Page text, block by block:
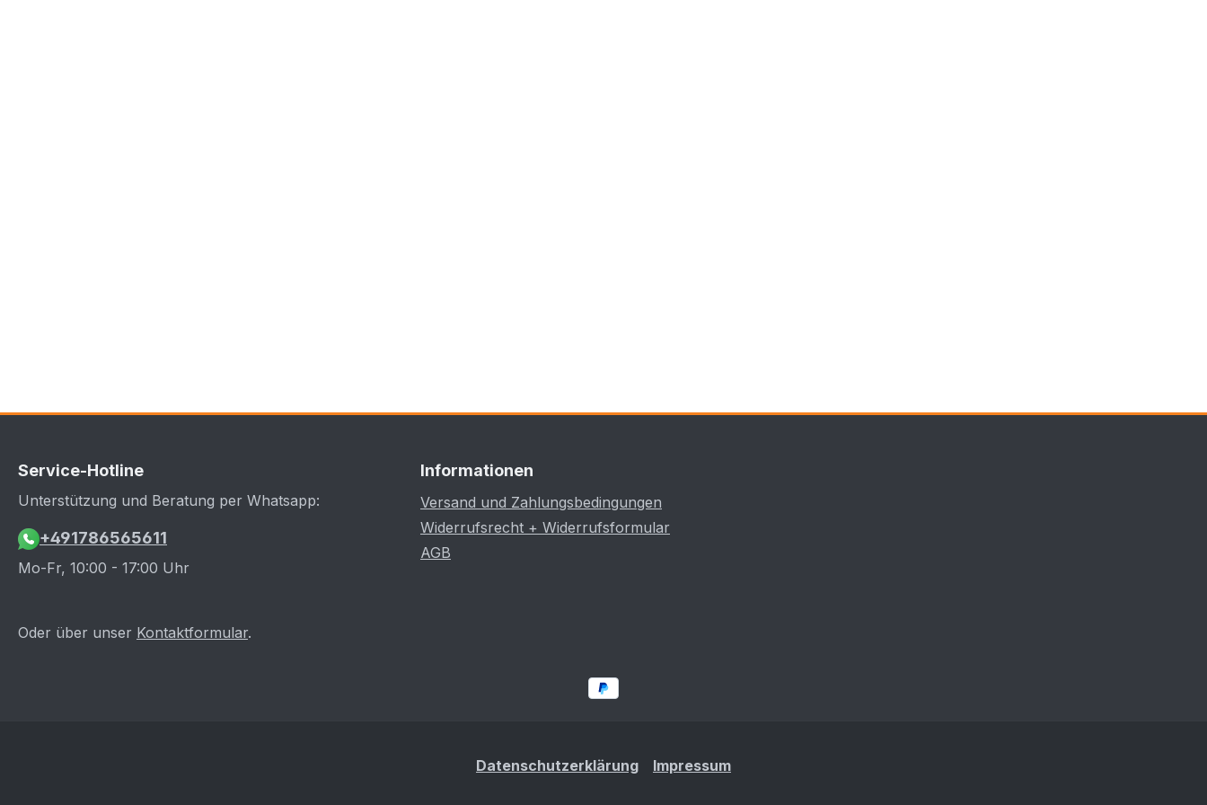
Service-Hotline
Unterstützung und Beratung per Whatsapp:
+491786565611
Mo-Fr, 10:00 - 17:00 Uhr
Oder über unser Kontaktformular.
Informationen
Versand und Zahlungsbedingungen
Widerrufsrecht + Widerrufsformular
AGB
Datenschutzerklärung Impressum